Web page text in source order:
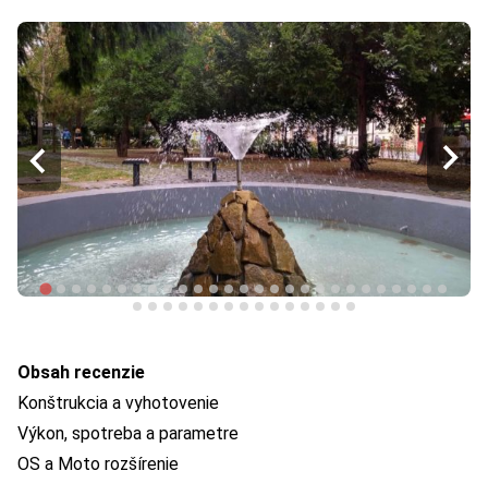
Obsah recenzie
Konštrukcia a vyhotovenie
Výkon, spotreba a parametre
OS a Moto rozšírenie